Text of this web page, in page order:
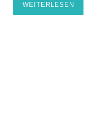
WEITERLESEN